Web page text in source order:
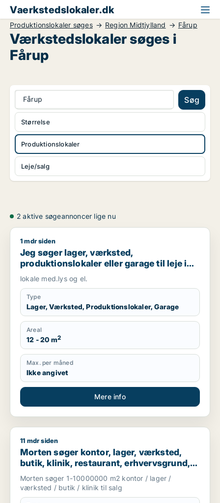
Vaerkstedslokaler.dk
Produktionslokaler søges Region Midtjylland Fårup
Værkstedslokaler søges i
Fårup
Fårup Søg
Produktionslokaler
Leje/salg
Størrelse
2 aktive søgeannoncer lige nu
Jeg søger lager, værksted, produktionslokaler eller garage
1 mdr siden
Jeg søger lager, værksted,
produktionslokaler eller garage til leje i
Tjele, Fårup eller Mariagerfjord m.fl.
lokale med.lys og el.
Type
Lager, Værksted, Produktionslokaler, Garage
Areal
12 - 20 m2
Max. per måned
Ikke angivet
Mere info
Morten søger kontor, lager, værksted, butik, klinik,
11 mdr siden
Morten søger kontor, lager, værksted,
butik, klinik, restaurant, erhvervsgrund,
boligudlejningsejendom, hotel eller
produktionslokaler til salg i Region
Nordjylland
Morten søger 1-10000000 m2 kontor / lager /
værksted / butik / klinik til salg